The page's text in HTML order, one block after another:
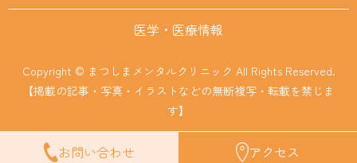
医学・医療情報
Copyright © まつしまメンタルクリニック All Rights Reserved.
【掲載の記事・写真・イラストなどの無断複写・転載を禁じま
す】
お問い合わせ アクセス